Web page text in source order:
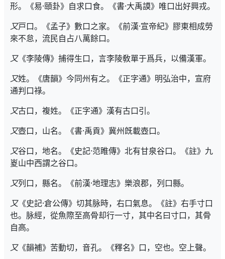
形。《易·頤卦》自求口食。《書·大禹謨》唯口出好興戎。
又戸口。《孟子》數口之家。《前漢·宣帝紀》膠東相成勞
來不怠，流民自占八萬餘口。
又《李陵傳》捕得生口，言李陵敎單于爲兵，以備漢軍。
又姓。《唐韻》今同州有之。《正字通》明弘治中，宣府
通判口祿。
又古口，複姓。《正字通》漢有古口引。
又壺口，山名。《書·禹貢》冀州旣載壺口。
又谷口，地名。《史記·范睢傳》北有甘泉谷口。《註》九
嵏山中西謂之谷口。
又列口，縣名。《前漢·地理志》樂浪郡，列口縣。
又《史記·倉公傳》切其脉時，右口氣息。《註》右手寸口
也。脉經，從魚際至高骨却行一寸，其中名曰寸口，其骨
自高。
又《韻補》苦動切，音孔。《釋名》口，空也。空上聲。